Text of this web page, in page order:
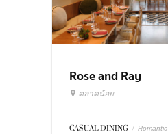
Rose and Ray
ตลาดน้อย
CASUAL DINING / Romantic